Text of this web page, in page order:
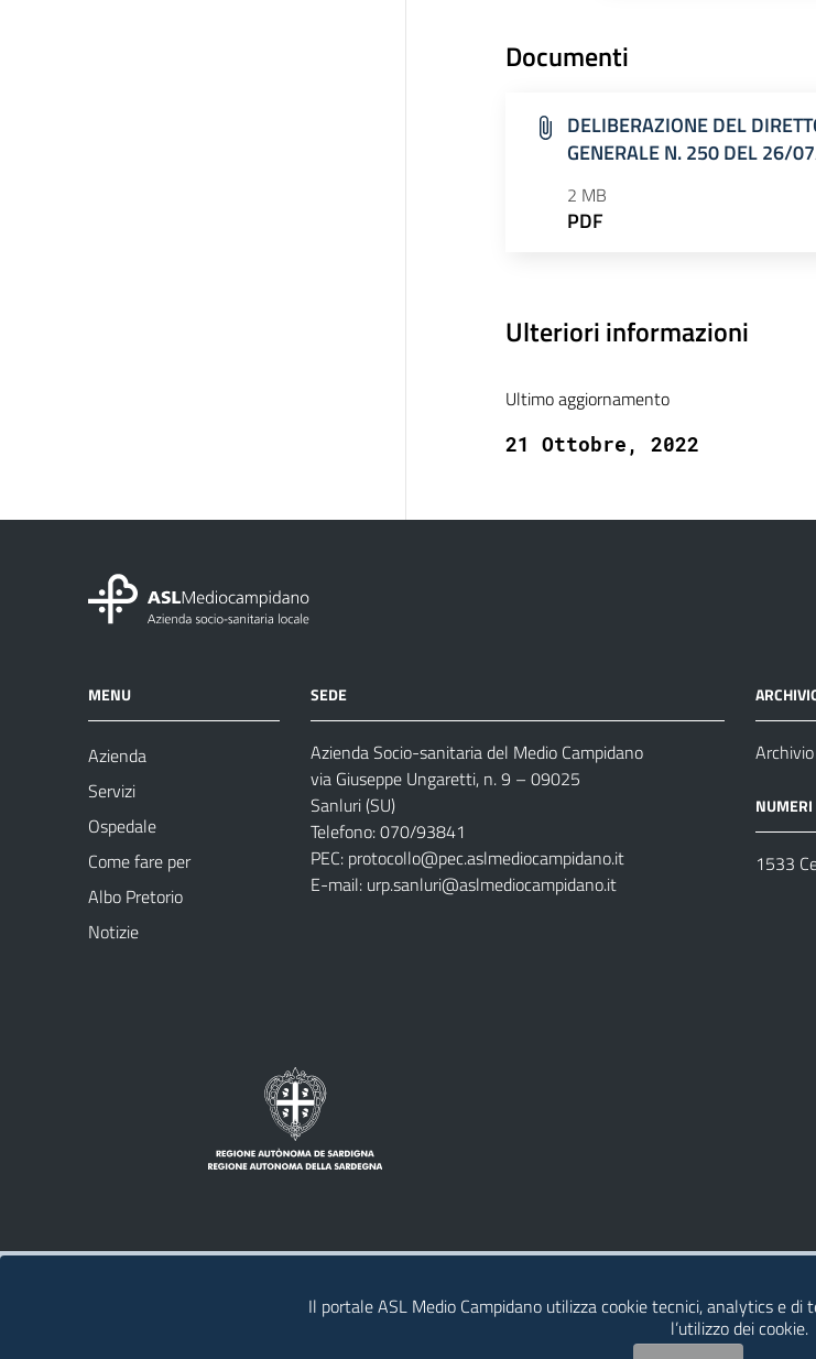
Documenti
DELIBERAZIONE DEL
GENERALE N. 250 DEL 26/
2 MB
PDF
Ulteriori informazioni
Ultimo aggiornamento
21 Ottobre, 2022
MENU
Azienda
Servizi
Ospedale
Come fare per
Albo Pretorio
Notizie
SEDE
Azienda Socio-sanitaria del Medio Campidano
via Giuseppe Ungaretti, n. 9 – 09025
Sanluri (SU)
Telefono: 070/93841
PEC: protocollo@pec.aslmediocampidano.it
E-mail: urp.sanluri@aslmediocampidano.it
NUMERI
1533
Il portale ASL Medio Campidano utilizza cookie tecnici, analytics e
l’utilizzo dei cookie.